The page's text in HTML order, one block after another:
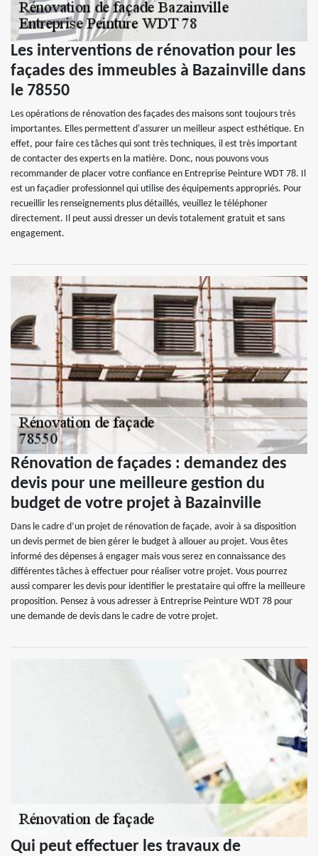
Les interventions de rénovation pour les
façades des immeubles à Bazainville dans
le 78550
Les opérations de rénovation des façades des maisons sont toujours très
importantes. Elles permettent d'assurer un meilleur aspect esthétique. En
effet, pour faire ces tâches qui sont très techniques, il est très important
de contacter des experts en la matière. Donc, nous pouvons vous
recommander de placer votre confiance en Entreprise Peinture WDT 78. Il
est un façadier professionnel qui utilise des équipements appropriés. Pour
recueillir les renseignements plus détaillés, veuillez le téléphoner
directement. Il peut aussi dresser un devis totalement gratuit et sans
engagement.
Rénovation de façades : demandez des
devis pour une meilleure gestion du
budget de votre projet à Bazainville
Dans le cadre d’un projet de rénovation de façade, avoir à sa disposition
un devis permet de bien gérer le budget à allouer au projet. Vous êtes
informé des dépenses à engager mais vous serez en connaissance des
différentes tâches à effectuer pour réaliser votre projet. Vous pourrez
aussi comparer les devis pour identifier le prestataire qui offre la meilleure
proposition. Pensez à vous adresser à Entreprise Peinture WDT 78 pour
une demande de devis dans le cadre de votre projet.
Qui peut effectuer les travaux de